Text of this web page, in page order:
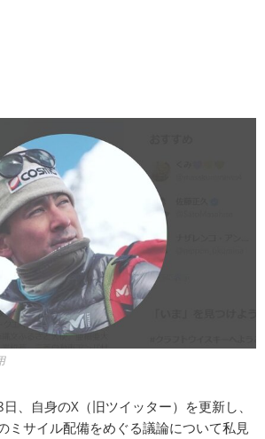
、自身のX（旧ツイッター）を更新し、
ミサイル配備をめぐる議論について私見